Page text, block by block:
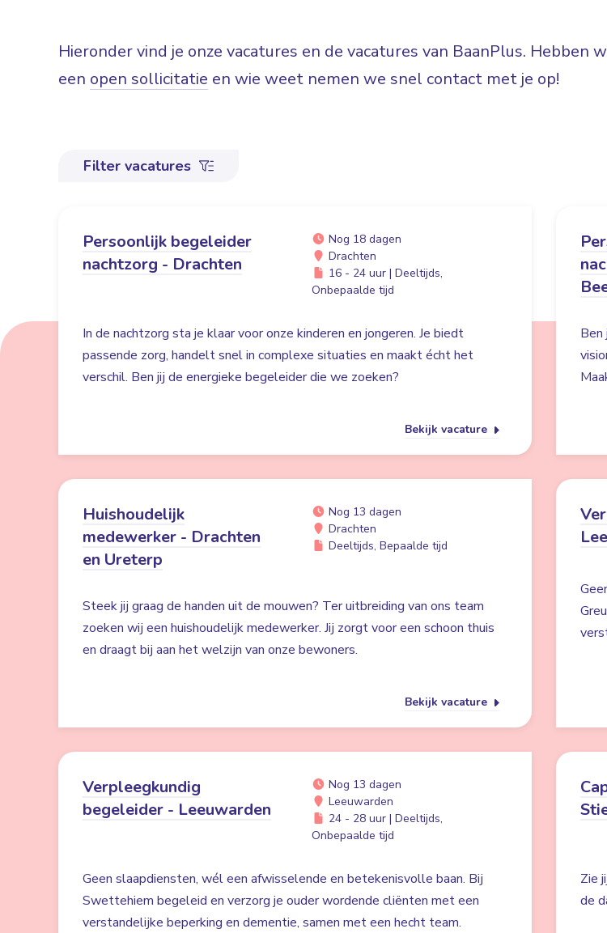
Hieronder vind je onze vacatures en de vacatures van BaanPlus.
een open sollicitatie en wie weet nemen we snel contact met je op!
Filter vacatures
Persoonlijk begeleider
nachtzorg - Drachten
Nog 18 dagen
Drachten
16 - 24 uur | Deeltijds,
Onbepaalde tijd
In de nachtzorg sta je klaar voor onze kinderen en jongeren. Je biedt
passende zorg, handelt snel in complexe situaties en maakt écht het
verschil. Ben jij de energieke begeleider die we zoeken?
Bekijk vacature
Ben
Huishoudelijk
medewerker - Drachten
en Ureterp
Nog 13 dagen
Drachten
Deeltijds, Bepaalde tijd
Steek jij graag de handen uit de mouwen? Ter uitbreiding van ons team
zoeken wij een huishoudelijk medewerker. Jij zorgt voor een schoon thuis
en draagt bij aan het welzijn van onze bewoners.
Bekijk vacature
Verpleegkundig
begeleider - Leeuwarden
Nog 13 dagen
Leeuwarden
24 - 28 uur | Deeltijds,
Onbepaalde tijd
Geen slaapdiensten, wél een afwisselende en betekenisvolle baan. Bij
Swettehiem begeleid en verzorg je ouder wordende cliënten met een
verstandelijke beperking en dementie, samen met een hecht team.
Zie
de